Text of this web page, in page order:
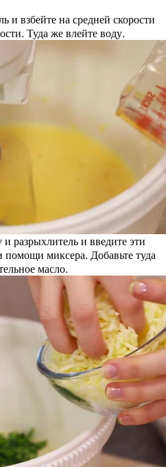
и взбейте на средней скорости
Туда же влейте воду.
разрыхлитель и введите эти
миксера. Добавьте туда
масло.